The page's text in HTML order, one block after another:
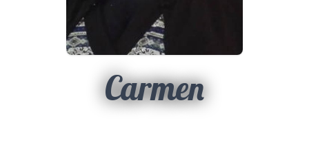
Carmen